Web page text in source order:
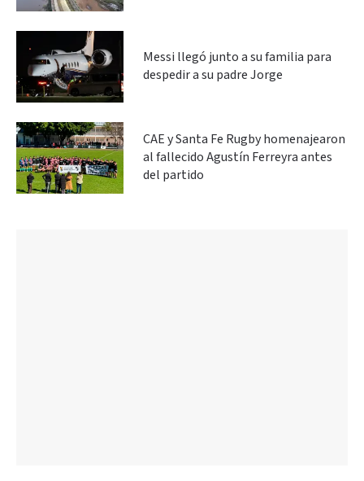
Messi llegó junto a su familia para
despedir a su padre Jorge
CAE y Santa Fe Rugby homenajearon
al fallecido Agustín Ferreyra antes
del partido